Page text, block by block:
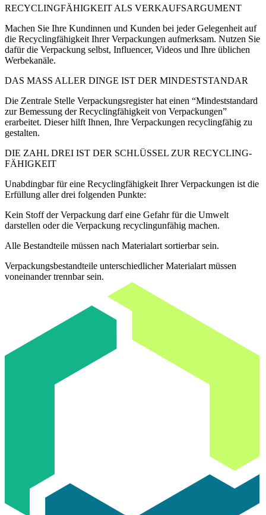
RE­CYC­LING­FÄ­HIG­KEIT ALS VER­KAUFS­AR­GU­MENT
Machen Sie Ihre Kundinnen und Kunden bei jeder Gelegenheit auf
die Recyclingfähigkeit Ihrer Verpackungen aufmerksam. Nutzen Sie
dafür die Verpackung selbst, Influencer, Videos und Ihre üblichen
Werbekanäle.
DAS MASS ALLER DINGE IST DER MINDESTSTANDAR
Die Zentrale Stelle Verpackungsregister hat einen “Mindeststandard
zur Bemessung der Recyclingfähigkeit von Verpackungen”
erarbeitet. Dieser hilft Ihnen, Ihre Verpackungen recyclingfähig zu
gestalten.
DIE ZAHL DREI IST DER SCHLÜSSEL ZUR RE­CYC­LING­
FÄ­HIG­KEIT
Unabdingbar für eine Recyclingfähigkeit Ihrer Verpackungen ist die
Erfüllung aller drei folgenden Punkte:
Kein Stoff der Verpackung darf eine Gefahr für die Umwelt
darstellen oder die Verpackung recyclingunfähig machen.
Alle Bestandteile müssen nach Materialart sortierbar sein.
Verpackungsbestandteile unterschiedlicher Materialart müssen
voneinander trennbar sein.